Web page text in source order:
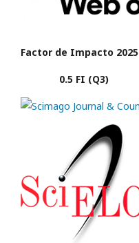
Factor de Impacto 2025
0.5 FI (Q3)